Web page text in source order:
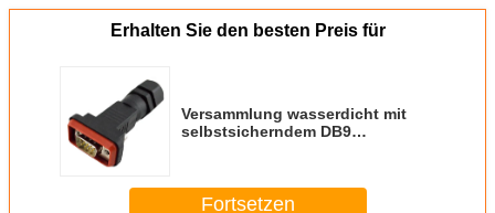
Erhalten Sie den besten Preis für
Versammlung wasserdicht mit
selbstsicherndem DB9
Fortsetzen